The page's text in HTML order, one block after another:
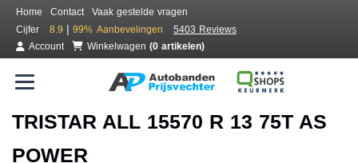
Home Contact
Vaak gestelde vragen
Cijfer
8.9 | 99% Aanbevelingen
5403 Reviews
Account
Winkelwagen (0 artikelen)
TRISTAR ALL 15570 R 13 75T AS
POWER